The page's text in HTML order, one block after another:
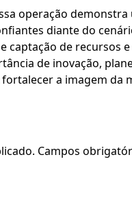
operação
diante do
captação de recursos
de inovação,
a imagem da
Campos